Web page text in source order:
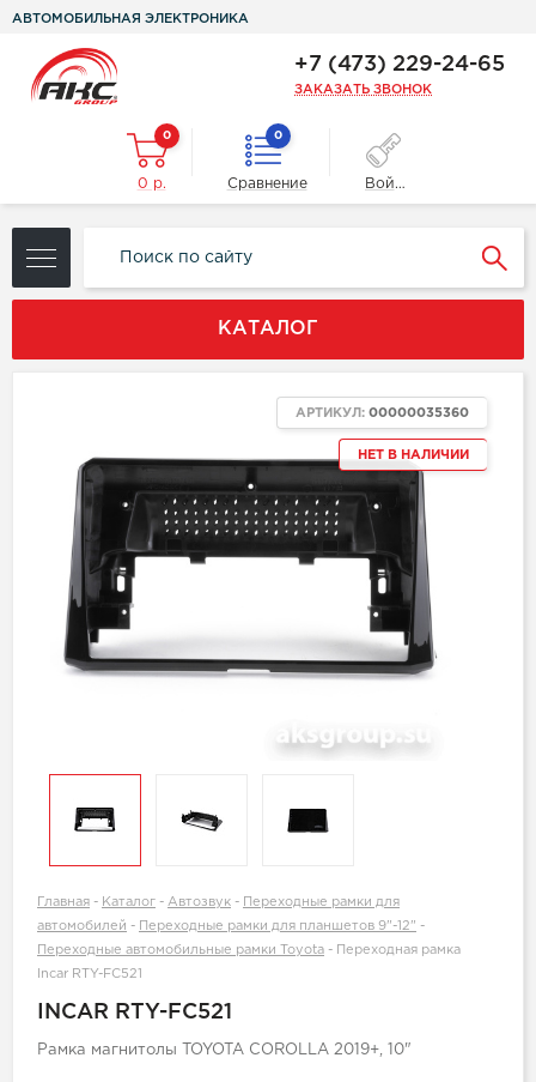
АВТОМОБИЛЬНАЯ ЭЛЕКТРОНИКА
+7 (473) 229-24-65
ЗАКАЗАТЬ ЗВОНОК
0
0 р.
0
Сравнение Войти
КАТАЛОГ
НЕТ В НАЛИЧИИ
АРТИКУЛ: 00000035360
Главная - Каталог - Автозвук -
Переходные рамки для
автомобилей - Переходные рамки для планшетов 9"-12" -
Переходные автомобильные рамки Toyota -
Переходная рамка
Incar RTY-FC521
INCAR RTY-FC521
Рамка магнитолы TOYOTA COROLLA 2019+, 10"